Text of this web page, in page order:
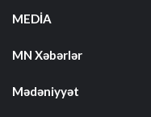
MEDİA
MN Xəbərlər
Mədəniyyət